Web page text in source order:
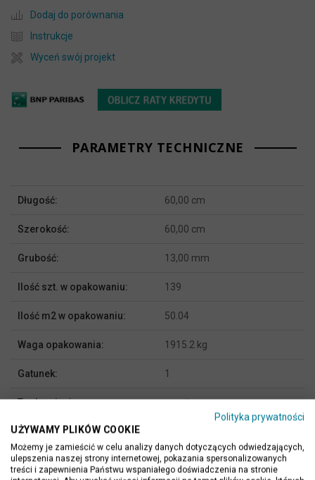
Dodaj do porównania
Instrukcje
Wyceń swój projekt
PARAMETRY TECHNICZNE
Więcej
Długość: 60,00 cm
Szerokość: 60,00 cm
Grubość: 13,00 mm
Ilość szt. w opakowaniu: 139
Ilość m2 w opakowaniu: 50.04
Waga opakowania: 1915.2 kg
Gatunek: 1
Typ kamienia: granity
Rodzaj powierzchni:
Miejsce stosowania: na zewnątrz i wewnątrz
Polityka prywatności
UŻYWAMY PLIKÓW COOKIE
Możemy je zamieścić w celu analizy danych dotyczących odwiedzających,
ulepszenia naszej strony internetowej, pokazania spersonalizowanych
treści i zapewnienia Państwu wspaniałego doświadczenia na stronie